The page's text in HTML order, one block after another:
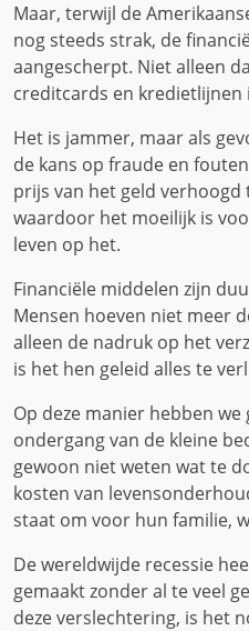
Maar, terwijl de
nog steeds strak, de
aangescherpt. Niet alleen
creditcards en kredietlijnen
Het is jammer, maar als
de kans op fraude en
prijs van het geld
waardoor het moeilijk is
leven op het.
Financiële middelen zijn
Mensen hoeven niet meer
alleen de nadruk op het
is het hen geleid alles te
Op deze manier hebben
ondergang van de kleine
gewoon niet weten wat te
kosten van
staat om voor hun familie,
De wereldwijde recessie
gemaakt zonder al te veel
deze verslechtering, is het